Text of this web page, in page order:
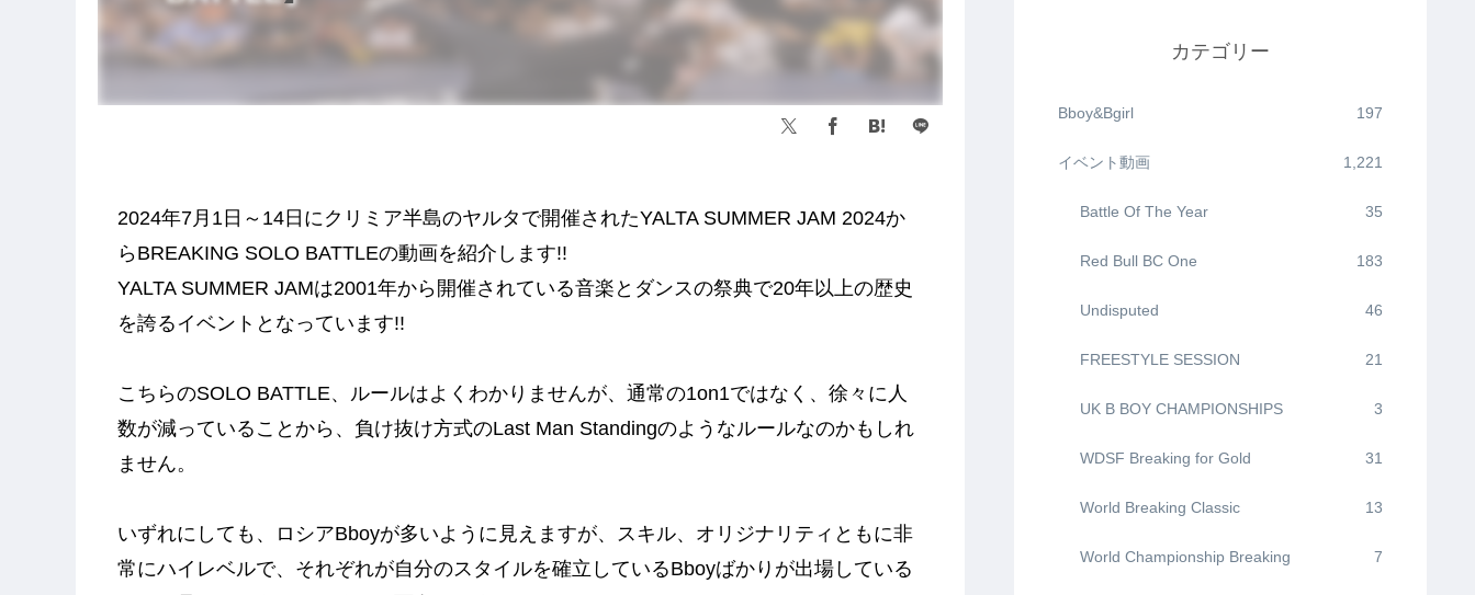
2024年7月1日～14日にクリミア半島のヤルタで開催されたYALTA SUMMER JAM 2024か
らBREAKING SOLO BATTLEの動画を紹介します!!
YALTA SUMMER JAMは2001年から開催されている音楽とダンスの祭典で20年以上の歴史
を誇るイベントとなっています!!
こちらのSOLO BATTLE、ルールはよくわかりませんが、通常の1on1ではなく、徐々に人
数が減っていることから、負け抜け方式のLast Man Standingのようなルールなのかもしれ
ません。
いずれにしても、ロシアBboyが多いように見えますが、スキル、オリジナリティともに非
常にハイレベルで、それぞれが自分のスタイルを確立しているBboyばかりが出場している
カテゴリー
Bboy&Bgirl 197
イベント動画 1,221
Battle Of The Year 35
Red Bull BC One 183
Undisputed 46
FREESTYLE SESSION 21
UK B BOY CHAMPIONSHIPS 3
WDSF Breaking for Gold 31
World Breaking Classic 13
World Championship Breaking 7